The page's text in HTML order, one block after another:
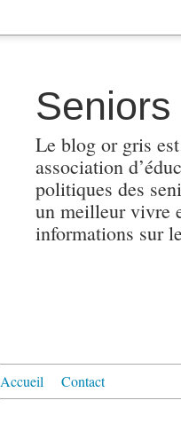
Le blog or gris
association
politiques des
un meilleur vivre
informations sur
Accueil Contact